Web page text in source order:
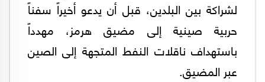
لشراكة بين البلدين، قبل أن يدعو أخيراً سفناً
حربية صينية إلى مضيق هرمز، مهدداً
باستهداف ناقلات النفط المتجهة إلى الصين
عبر المضيق.